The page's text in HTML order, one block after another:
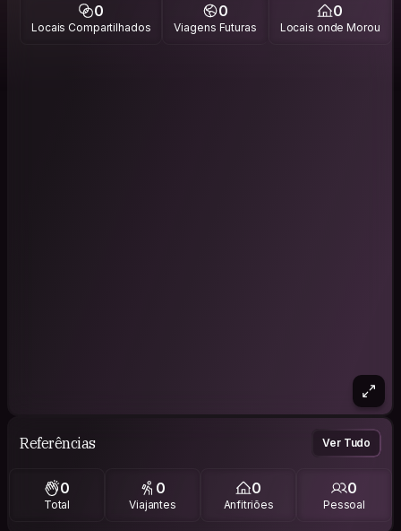
0
Locais Compartilhados
0
Viagens Futuras
0
Locais onde Morou
Referências Ver Tudo
0
Total
0
Viajantes
0
Anfitriões
0
Pessoal